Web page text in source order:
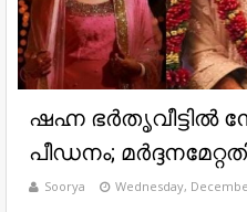
ഷഹ്ന ഭര്‍തൃവീട്ടില്‍
പീഡനം;
Soorya Wednesday,